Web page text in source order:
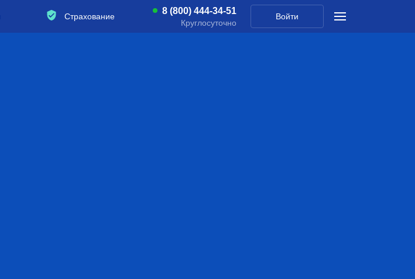
Страхование
8 (800) 444-34-51
Круглосуточно
Войти